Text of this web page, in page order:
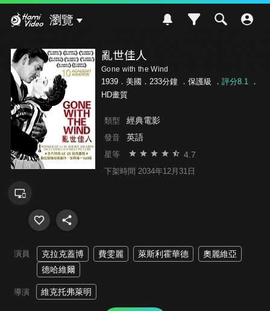
瀏覽
亂世佳人
Gone with the Wind
1939．美國．233分鐘 ． 保護級 ． 評分8.1．
HD畫質
類型 經典電影
發音 英語
星等 4.7
下架時間 2034年12月31日
演員 克拉克蓋博 費雯麗 萊斯利霍華德
奧麗維亞
德哈維爾
導演 維克托弗萊明